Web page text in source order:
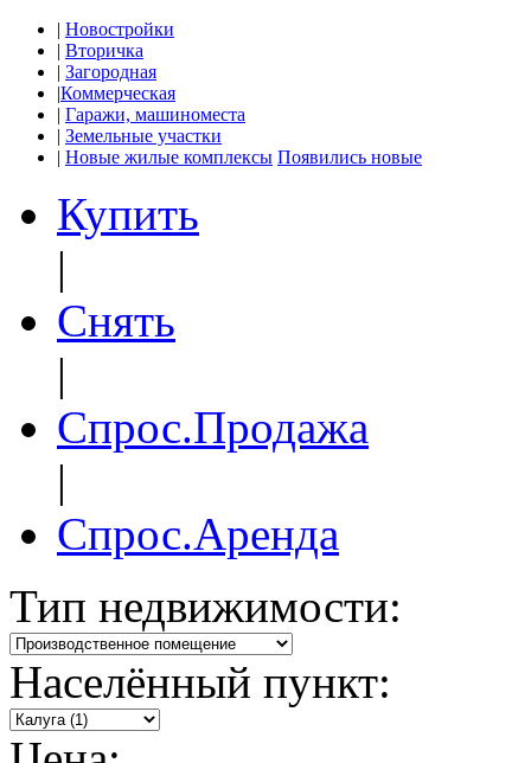
| Новостройки
| Вторичка
| Загородная
|Коммерческая
| Гаражи, машиноместа
| Земельные участки
| Новые жилые комплексы Появились новые
Купить
|
Снять
|
Спрос.Продажа
|
Спрос.Аренда
Тип недвижимости:
Населённый пункт: